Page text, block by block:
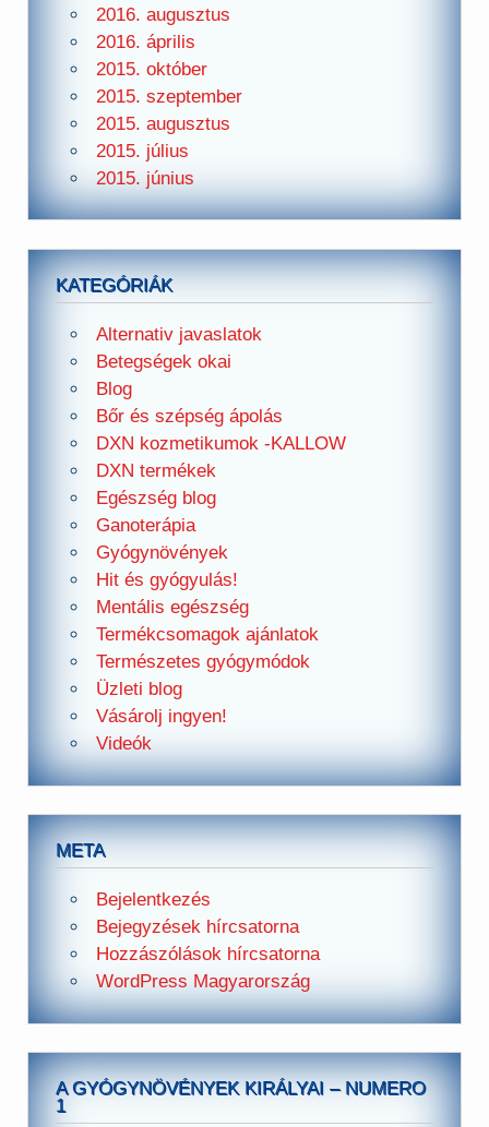
2016. augusztus
2016. április
2015. október
2015. szeptember
2015. augusztus
2015. július
2015. június
KATEGÓRIÁK
Alternativ javaslatok
Betegségek okai
Blog
Bőr és szépség ápolás
DXN kozmetikumok -KALLOW
DXN termékek
Egészség blog
Ganoterápia
Gyógynövények
Hit és gyógyulás!
Mentális egészség
Termékcsomagok ajánlatok
Természetes gyógymódok
Üzleti blog
Vásárolj ingyen!
Videók
META
Bejelentkezés
Bejegyzések hírcsatorna
Hozzászólások hírcsatorna
WordPress Magyarország
A GYÓGYNÖVÉNYEK KIRÁLYAI – NUMERO
1